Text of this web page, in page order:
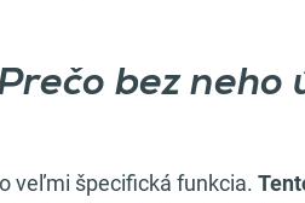
bez neho
veľmi špecifická funkcia.